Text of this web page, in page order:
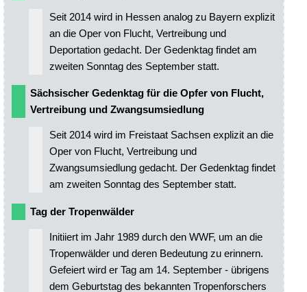
Seit 2014 wird in Hessen analog zu Bayern explizit
an die Oper von Flucht, Vertreibung und
Deportation gedacht. Der Gedenktag findet am
zweiten Sonntag des September statt.
Sächsischer Gedenktag für die Opfer von Flucht,
Vertreibung und Zwangsumsiedlung
Seit 2014 wird im Freistaat Sachsen explizit an die
Oper von Flucht, Vertreibung und
Zwangsumsiedlung gedacht. Der Gedenktag findet
am zweiten Sonntag des September statt.
Tag der Tropenwälder
Initiiert im Jahr 1989 durch den WWF, um an die
Tropenwälder und deren Bedeutung zu erinnern.
Gefeiert wird er Tag am 14. September - übrigens
dem Geburtstag des bekannten Tropenforschers